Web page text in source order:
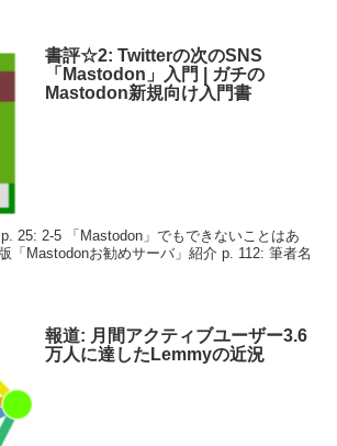
書評☆2: Twitterの次のSNS
「Mastodon」入門 | ガチの
Mastodon新規向け入門書
25: 2-5 「Mastodon」でもできないことはあ
「Mastodonお勧めサーバ」紹介 p. 112: 筆者名
報道: 月間アクティブユーザー3.6
万人に達したLemmyの近況